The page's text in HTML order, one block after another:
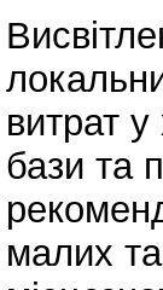
витрат у
бази та
малих